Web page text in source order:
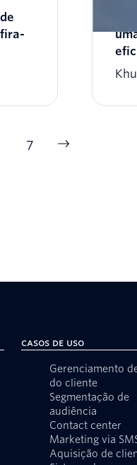
7
Casos de uso
Gerenciamento
do cliente
Segmentação de
audiência
Contact center
Marketing via
Aquisição de